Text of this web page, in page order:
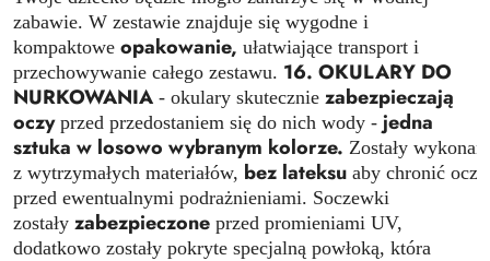
zabawie. W zestawie znajduje się wygodne i
kompaktowe opakowanie, ułatwiające transport i
przechowywanie całego zestawu. 16. OKULARY DO
NURKOWANIA - okulary skutecznie zabezpieczają
oczy przed przedostaniem się do nich wody - jedna
sztuka w losowo wybranym kolorze. Zostały
z wytrzymałych materiałów, bez lateksu aby chronić oczy
przed ewentualnymi podrażnieniami. Soczewki
zostały zabezpieczone przed promieniami UV,
dodatkowo zostały pokryte specjalną powłoką, która